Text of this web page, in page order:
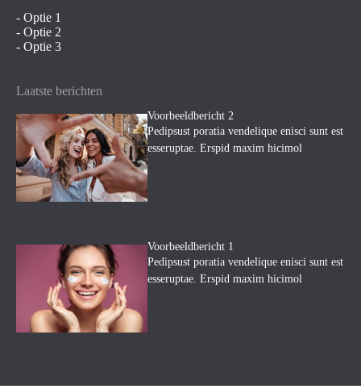
- Optie 1
- Optie 2
- Optie 3
Laatste berichten
Voorbeeldbericht 2
Pedipsust poratia vendelique enisci sunt est
esseruptae. Erspid maxim hicimol
Voorbeeldbericht 1
Pedipsust poratia vendelique enisci sunt est
esseruptae. Erspid maxim hicimol